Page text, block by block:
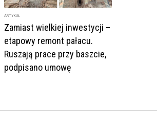
ARTYKUŁ
Zamiast wielkiej inwestycji –
etapowy remont pałacu.
Ruszają prace przy baszcie,
podpisano umowę